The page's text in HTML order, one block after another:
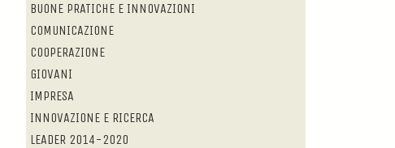
BUONE PRATICHE E INNOVAZIONI
COMUNICAZIONE
COOPERAZIONE
GIOVANI
IMPRESA
INNOVAZIONE E RICERCA
LEADER 2014-2020